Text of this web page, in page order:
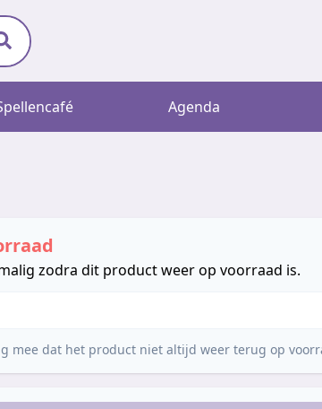
Agenda
zodra dit product weer op voorraad is.
mee dat het product niet altijd weer terug op